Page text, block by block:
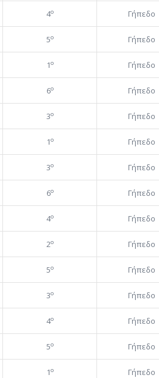
4ο Γήπεδο
5ο Γήπεδο
1ο Γήπεδο
6ο Γήπεδο
3ο Γήπεδο
1ο Γήπεδο
3ο Γήπεδο
6ο Γήπεδο
4ο Γήπεδο
2ο Γήπεδο
5ο Γήπεδο
3ο Γήπεδο
4ο Γήπεδο
5ο Γήπεδο
1ο Γήπεδο